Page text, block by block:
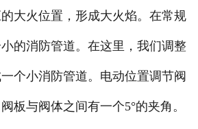
大火位置，形成大火焰。在常规
的消防管道。在这里，我们调整
个小消防管道。电动位置调节阀
板与阀体之间有一个5°的夹角。